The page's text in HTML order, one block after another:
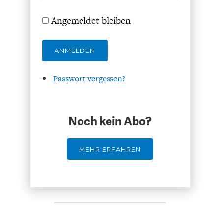
Angemeldet bleiben
ANMELDEN
Passwort vergessen?
Noch kein Abo?
MEHR ERFAHREN